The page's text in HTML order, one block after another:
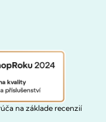
na základe recenzií